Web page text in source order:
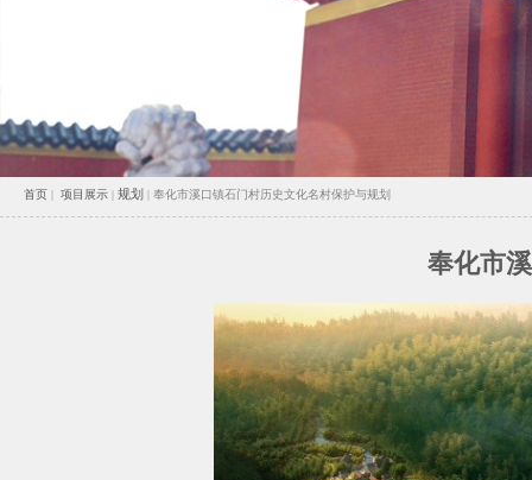
首页 | 项目展示 | 规划 | 奉化市溪口镇石门村历史文化名村保护与规划
奉化市